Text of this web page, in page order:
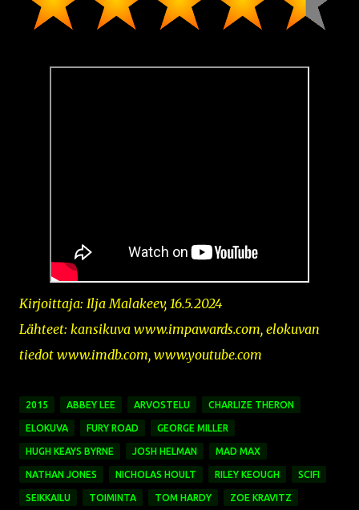
Kirjoittaja: Ilja Malakeev, 16.5.2024
Lähteet: kansikuva www.impawards.com, elokuvan
tiedot www.imdb.com, www.youtube.com
2015 ABBEY LEE ARVOSTELU CHARLIZE THERON
ELOKUVA FURY ROAD GEORGE MILLER
HUGH KEAYS BYRNE JOSH HELMAN MAD MAX
NATHAN JONES NICHOLAS HOULT RILEY KEOUGH SCIFI
SEIKKAILU TOIMINTA TOM HARDY ZOE KRAVITZ